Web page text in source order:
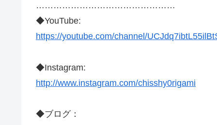
…………………………………………
◆YouTube:
https://youtube.com/channel/
◆Instagram:
http://www.instagram.com/chisshy0rigami
◆ブログ：